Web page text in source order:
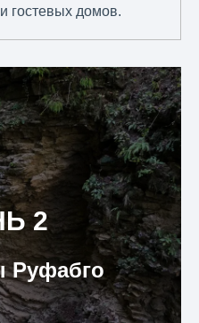
гостевых домов.
2
Руфабго